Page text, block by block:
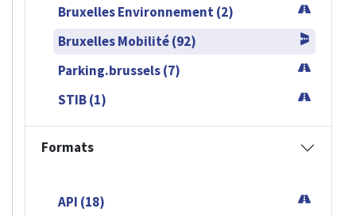
Bruxelles Environnement (2)
Bruxelles Mobilité (92)
Parking.brussels (7)
STIB (1)
Formats
API (18)